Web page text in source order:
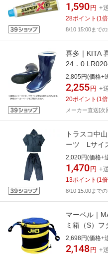
1,590 円 +
28ポイント (1
8/10 15:00まで
喜多｜KITA
24．0
定・返品不
2,805円(価格+
2,255 円 +
20ポイント (1
メーカー直送[次
トラスコ中
ーツ Lサイ
2,020円(価格+
1,470 円 +
13ポイント (1
8/10 15:00まで
マーベル｜
ミ箱（S）フ
2,698円(価格+
2,148 円 +